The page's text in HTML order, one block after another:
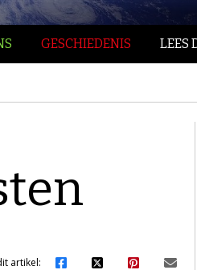
GESCHIEDENIS LEES
artikel: